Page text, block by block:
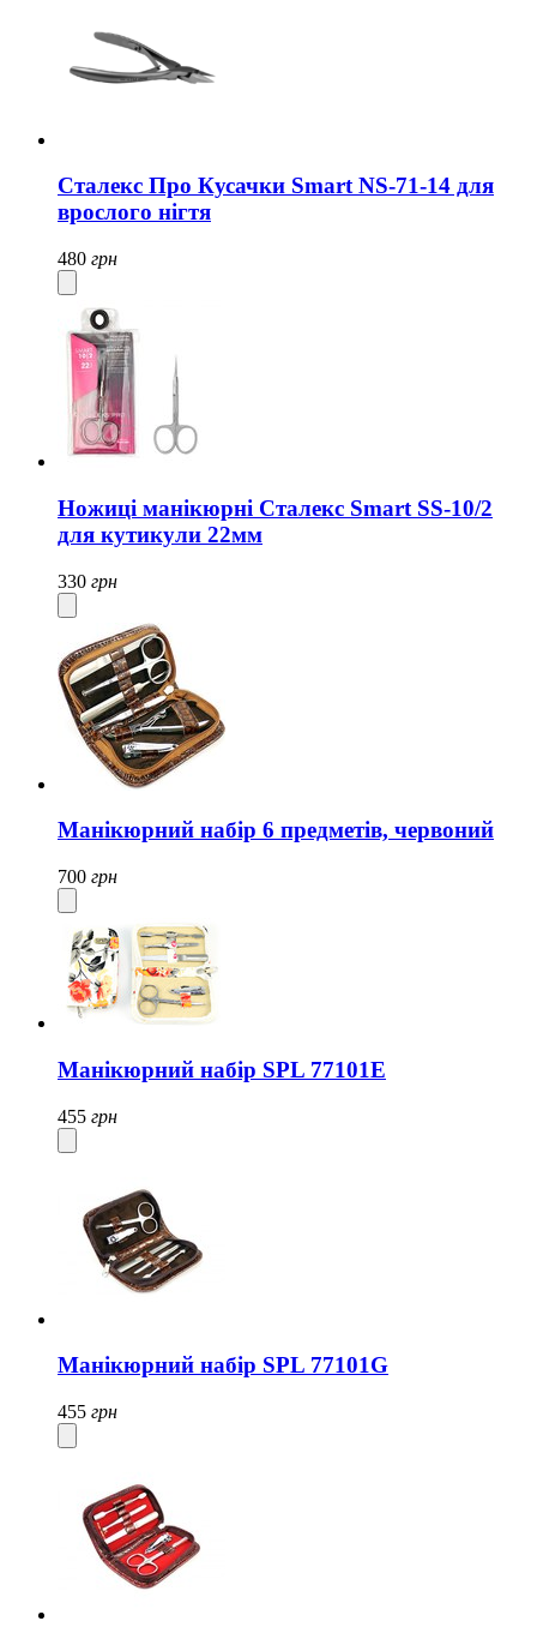
Сталекс Про Кусачки Smart NS-71-14 для
врослого нігтя
480 грн
Ножиці манікюрні Сталекс Smart SS-10/2
для кутикули 22мм
330 грн
Манікюрний набір 6 предметів, червоний
700 грн
Манікюрний набір SPL 77101E
455 грн
Манікюрний набір SPL 77101G
455 грн